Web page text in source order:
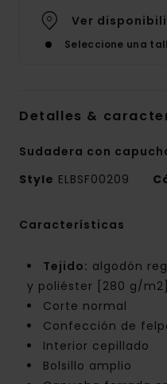
Ver
Seleccione una
Detalles &
Sudadera con
Style ELBSF00209
Características
Tejido: algodón
y poliéster [280 g/m2]
Corte normal
Confección de
Interior cepillado
Bolsillo amplio